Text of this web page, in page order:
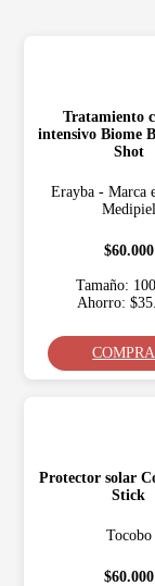
Tratamiento
intensivo Biome
Shot
Erayba - Marca
Medipiel
$60.000
Tamaño:
Ahorro:
Protector solar
Stick
Tocobo
$60.000